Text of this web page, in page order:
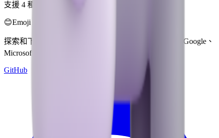
支援 4 種風格
😊Emoji Directory
探索和下載來自多個設計系統的表情符號 — Apple、Google、
Microsoft 等，全部集中在一個地方。
GitHub